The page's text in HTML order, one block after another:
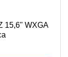
15,6" WXGA